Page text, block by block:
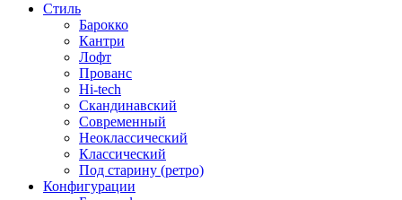
Стиль
Барокко
Кантри
Лофт
Прованс
Hi-tech
Скандинавский
Современный
Неоклассический
Классический
Под старину (ретро)
Конфигурации